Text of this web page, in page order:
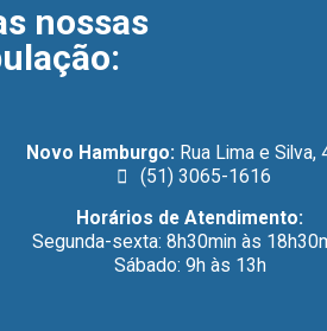
nossas
:
Novo Hamburgo: Rua Lima e Silva,
(51) 3065-1616
Horários de Atendimento:
Segunda-sexta: 8h30min às
Sábado: 9h às 13h